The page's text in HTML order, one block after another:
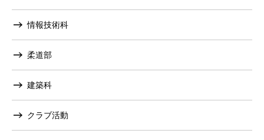
情報技術科
柔道部
建築科
クラブ活動